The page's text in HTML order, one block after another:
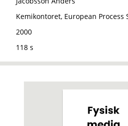
Kemikontoret, European Process
2000
118 s